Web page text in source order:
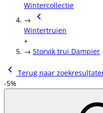
Wintercollectie
→
Wintertruien
+
→ Storvik trui Dampier
Terug naar
-5%